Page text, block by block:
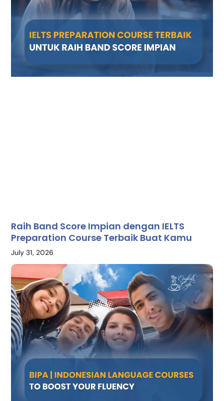
Raih Band Score Impian dengan IELTS
Preparation Course Terbaik Buat Kamu
July 31, 2026